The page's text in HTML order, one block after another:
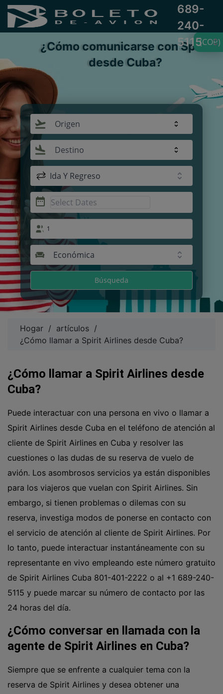
689-
240-
5115
¿Cómo comunicarse con Spirit
desde Cuba?
(COP)
Origen
Destino
Ida Y Regreso
1
Económica
Búsqueda
Hogar / artículos /
¿Cómo llamar a Spirit Airlines desde Cuba?
¿Cómo llamar a Spirit Airlines desde
Cuba?
Puede interactuar con una persona en vivo o llamar a
Spirit Airlines desde Cuba en el teléfono de atención al
cliente de Spirit Airlines en Cuba y resolver las
cuestiones o las dudas de su reserva de vuelo de
avión. Los asombrosos servicios ya están disponibles
para los viajeros que vuelan con Spirit Airlines. Sin
embargo, si tienen problemas o dilemas con su
reserva, investiga modos de ponerse en contacto con
el servicio de atención al cliente de Spirit Airlines. Por
lo tanto, puede interactuar instantáneamente con su
representante en vivo empleando este número gratuito
de Spirit Airlines Cuba 801-401-2222 o al +1 689-240-
5115 y puede marcar su número de contacto por las
24 horas del día.
¿Cómo conversar en llamada con la
agente de Spirit Airlines en Cuba?
Siempre que se enfrente a cualquier tema con la
reserva de Spirit Airlines y desea obtener una